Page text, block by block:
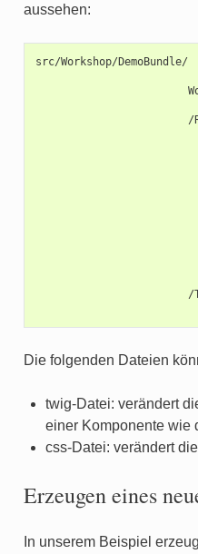
aussehen:
src/Workshop/DemoBundle/
Die folgenden Dateien
twig-Datei: verändert
einer Komponente wie
css-Datei: verändert
Erzeugen eines
In unserem Beispiel